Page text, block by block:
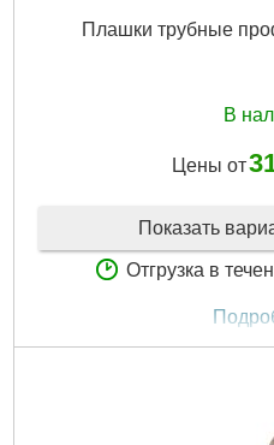
Плашки трубные
В
Цены от
Показать
Отгрузка в